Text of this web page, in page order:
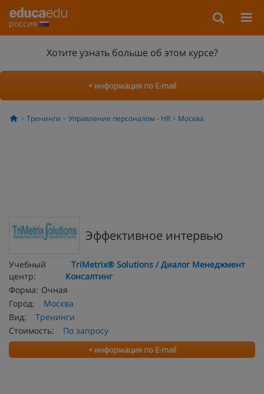
россия
Хотите узнать больше об этом курсе?
+ информация по E-mail
Тренинги Управление персоналом - HR Москва
Эффективное интервью
Учебный
центр:
TriMetrix® Solutions / Диалог Менеджмент
Консалтинг
Форма: Очная
Город:
Москва
Вид:
Тренинги
Стоимость:
По запросу
+ информация по E-mail